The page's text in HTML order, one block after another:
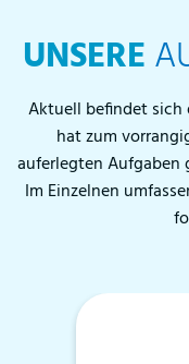
UNSERE
Aktuell befindet sich
hat zum
auferlegten Aufgaben
Im Einzelnen